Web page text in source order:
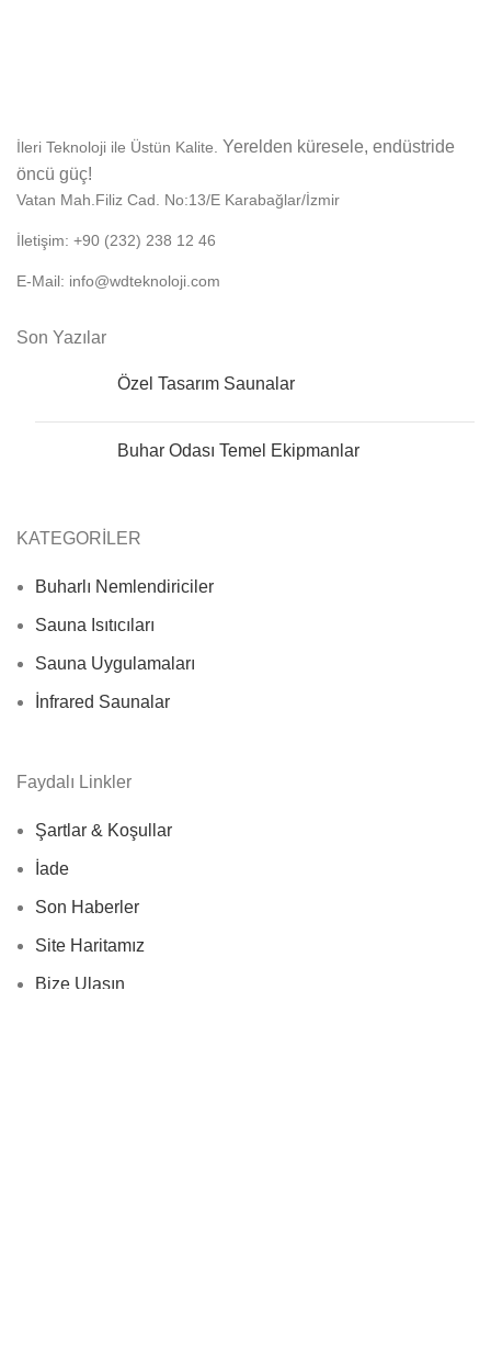
İleri Teknoloji ile Üstün Kalite. Yerelden küresele, endüstride
öncü güç!
Vatan Mah.Filiz Cad. No:13/E Karabağlar/İzmir
İletişim: +90 (232) 238 12 46
E-Mail: info@wdteknoloji.com
Son Yazılar
Özel Tasarım Saunalar
Buhar Odası Temel Ekipmanlar
KATEGORİLER
Buharlı Nemlendiriciler
Sauna Isıtıcıları
Sauna Uygulamaları
İnfrared Saunalar
Faydalı Linkler
Şartlar & Koşullar
İade
Son Haberler
Site Haritamız
Bize Ulaşın